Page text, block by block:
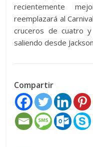
recientemente
reemplazará al
cruceros de cuatro
saliendo desde
Compartir